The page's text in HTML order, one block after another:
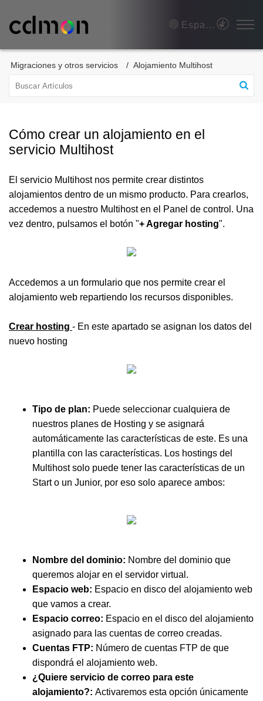
Español (España)
Migraciones y otros servicios Alojamiento Multihost
Cómo crear un alojamiento en el
servicio Multihost
El servicio Multihost nos permite crear distintos
alojamientos dentro de un mismo producto. Para crearlos,
accedemos a nuestro Multihost en el Panel de control. Una
vez dentro, pulsamos el botón "+ Agregar hosting".
Accedemos a un formulario que nos permite crear el
alojamiento web repartiendo los recursos disponibles.
Crear hosting - En este apartado se asignan los datos del
nuevo hosting
Tipo de plan: Puede seleccionar cualquiera de
nuestros planes de Hosting y se asignará
automáticamente las características de este. Es una
plantilla con las características. Los hostings del
Multihost solo puede tener las características de un
Start o un Junior, por eso solo aparece ambos:
Nombre del dominio: Nombre del dominio que
queremos alojar en el servidor virtual.
Espacio web: Espacio en disco del alojamiento web
que vamos a crear.
Espacio correo: Espacio en el disco del alojamiento
asignado para las cuentas de correo creadas.
Cuentas FTP: Número de cuentas FTP de que
dispondrá el alojamiento web.
¿Quiere servicio de correo para este
alojamiento?: Activaremos esta opción únicamente